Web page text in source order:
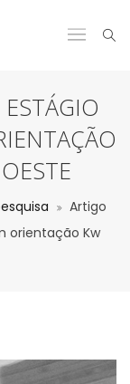
Artigo
orientação Kw